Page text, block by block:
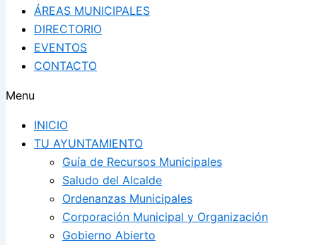
ÁREAS MUNICIPALES
DIRECTORIO
EVENTOS
CONTACTO
Menu
INICIO
TU AYUNTAMIENTO
Guía de Recursos Municipales
Saludo del Alcalde
Ordenanzas Municipales
Corporación Municipal y Organización
Gobierno Abierto